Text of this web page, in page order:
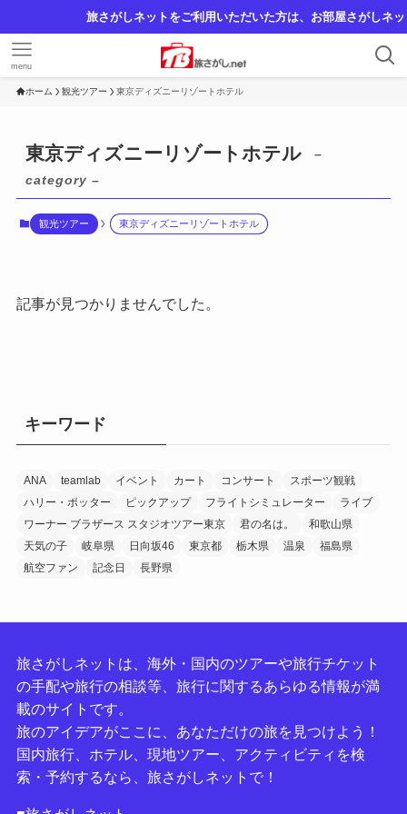
旅さがしネットをご利用いただいた方は、お部屋さがしネ
menu
ホーム 観光ツアー 東京ディズニーリゾートホテル
東京ディズニーリゾートホテル
–
category –
観光ツアー 東京ディズニーリゾートホテル
記事が見つかりませんでした。
キーワード
ANA teamlab イベント カート コンサート
スポーツ観戦
ハリー・ポッター
ピックアップ フライトシミュレーター
ライブ
ワーナー ブラザース スタジオツアー東京
君の名は。
和歌山県
天気の子
岐阜県 日向坂46 東京都 栃木県 温泉
福島県
航空ファン
記念日 長野県
旅さがしネットは、海外・国内のツアーや旅行チケット
の手配や旅行の相談等、旅行に関するあらゆる情報が満
載のサイトです。
旅のアイデアがここに、あなただけの旅を見つけよう！
国内旅行、ホテル、現地ツアー、アクティビティを検
索・予約するなら、旅さがしネットで！